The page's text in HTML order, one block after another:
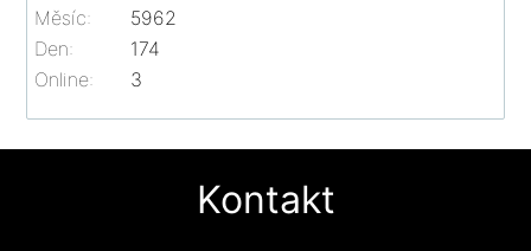
Online: 3
Měsíc:
5962
Den:
174
Kontakt